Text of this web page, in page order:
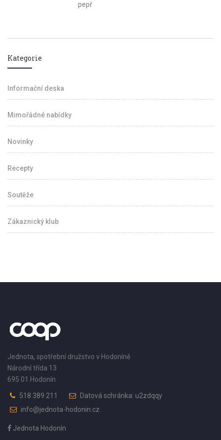
pepř
Kategorie
Informační deska
Mimořádné nabídky
Novinky
Recepty
Soutěže
Zákaznický klub
Jednota, spotřební družstvo v Hodoníně
Národní třída 13
695 01 Hodonín
518 389 211
Datová schránka: u2zdqqy
info@jednota-hodonin.cz
Jednota Hodonín